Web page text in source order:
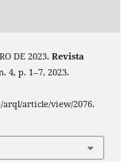
DE 2023. Revista
4, p. 1–7, 2023.
article/view/2076.